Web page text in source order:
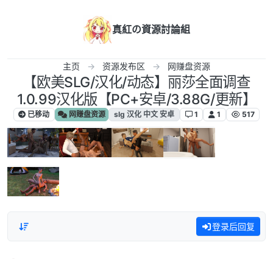
真紅の資源討論組
主页 资源发布区 网赚盘资源
【欧美SLG/汉化/动态】丽莎全面调查
1.0.99汉化版【PC+安卓/3.88G/更新】
已移动 网赚盘资源 slg 汉化 中文 安卓 1 1 517
登录后回复